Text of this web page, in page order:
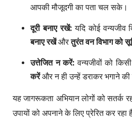
आपकी मौजूदगी का पता चल सके।
दूरी बनाए रखें:यदि कोई वन्यजीव
बनाए रखेंऔरतुरंत वन विभाग को
उत्तेजित न करें: वन्यजीवों को
करेंऔर न ही उन्हें डराकर भगाने
यह जागरूकता अभियान लोगों को सतर्क
उपायों को अपनाने के लिए प्रेरित कर रहा